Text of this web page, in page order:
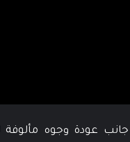
عودة وجوه مألوفة